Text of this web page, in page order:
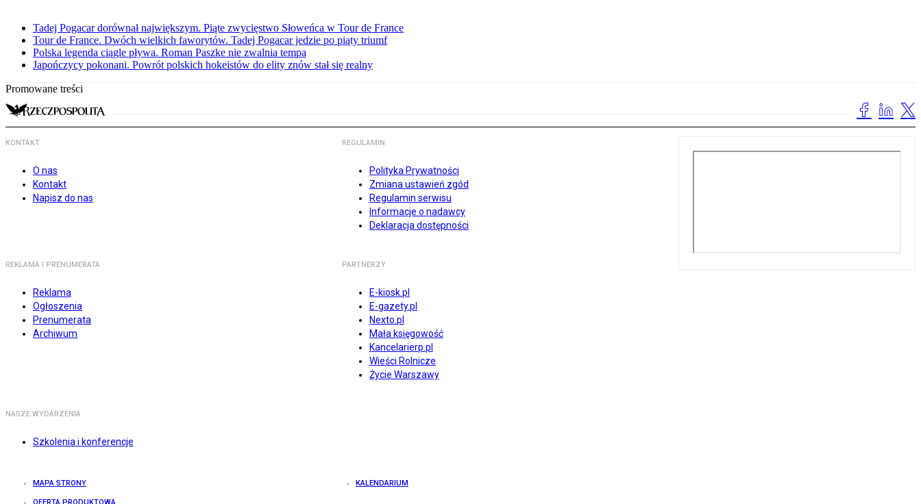
Tadej Pogacar dorównał największym. Piąte zwycięstwo Słoweńca w Tour de France
Tour de France. Dwóch wielkich faworytów. Tadej Pogacar jedzie po piąty triumf
Polska legenda ciągle pływa. Roman Paszke nie zwalnia tempa
Japończycy pokonani. Powrót polskich hokeistów do elity znów stał się realny
Promowane treści
KONTAKT
O nas
Kontakt
Napisz do nas
REGULAMIN
Polityka Prywatności
Zmiana ustawień zgód
Regulamin serwisu
Informacje o nadawcy
Deklaracja dostępności
REKLAMA I PRENUMERATA
Reklama
Ogłoszenia
Prenumerata
Archiwum
PARTNERZY
E-kiosk.pl
E-gazety.pl
Nexto.pl
Mała księgowość
Kancelarierp.pl
Wieści Rolnicze
Życie Warszawy
NASZE WYDARZENIA
Szkolenia i konferencje
MAPA STRONY KALENDARIUM